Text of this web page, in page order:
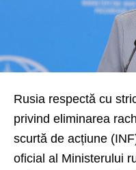
Rusia respectă cu
privind eliminarea
scurtă de acțiune
oficial al Ministerului